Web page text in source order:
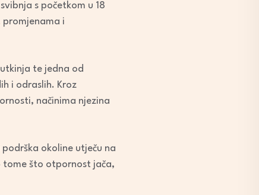
s početkom u 18
promjenama i
te jedna od
i odraslih. Kroz
načinima njezina
okoline utječu na
tome što otpornost jača,